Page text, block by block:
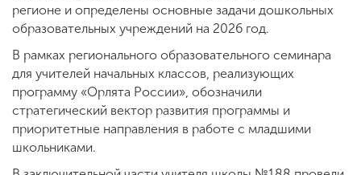
регионе и определены основные задачи дошкольных
образовательных учреждений на 2026 год.
В рамках регионального образовательного семинара
для учителей начальных классов, реализующих
программу «Орлята России», обозначили
стратегический вектор развития программы и
приоритетные направления в работе с младшими
школьниками.